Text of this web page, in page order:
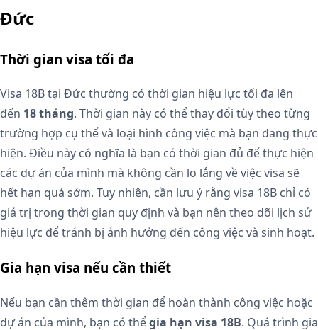
Đức
Thời gian visa tối đa
Visa 18B tại Đức thường có thời gian hiệu lực tối đa lên
đến 18 tháng. Thời gian này có thể thay đổi tùy theo từng
trường hợp cụ thể và loại hình công việc mà bạn đang thực
hiện. Điều này có nghĩa là bạn có thời gian đủ để thực hiện
các dự án của mình mà không cần lo lắng về việc visa sẽ
hết hạn quá sớm. Tuy nhiên, cần lưu ý rằng visa 18B chỉ có
giá trị trong thời gian quy định và bạn nên theo dõi lịch sử
hiệu lực để tránh bị ảnh hưởng đến công việc và sinh hoạt.
Gia hạn visa nếu cần thiết
Nếu bạn cần thêm thời gian để hoàn thành công việc hoặc
dự án của mình, bạn có thểgia hạn visa 18B. Quá trình gia